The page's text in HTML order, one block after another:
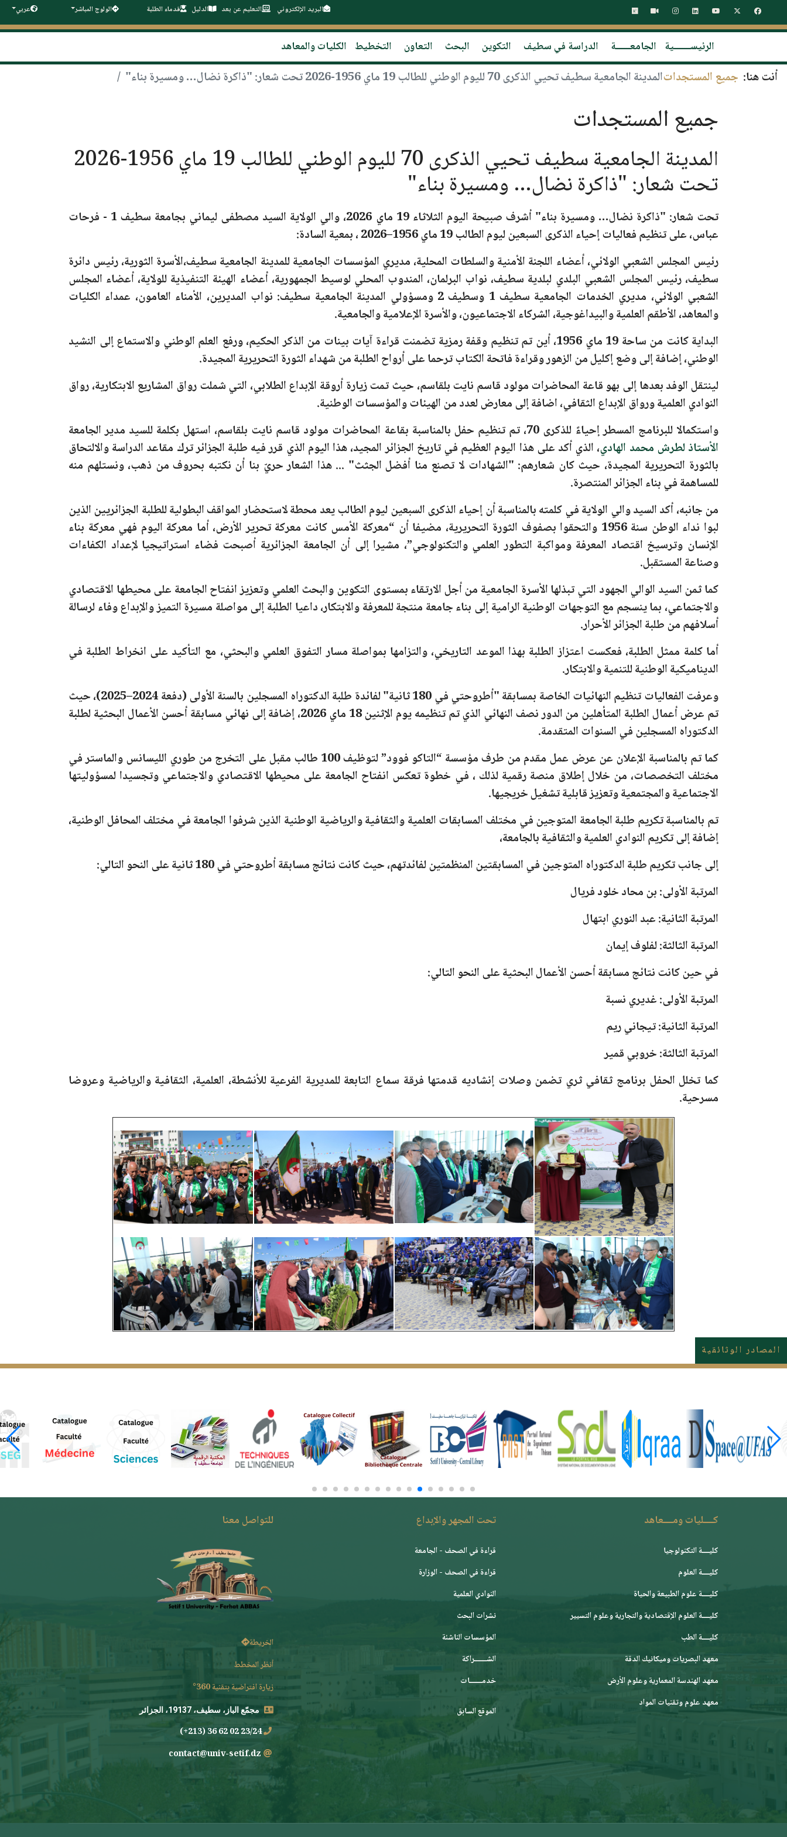
البريد الإلكتروني التعليم عن بعد الدليل قدماء الطلبة الولوج المباشر عربي
الرئيســـــــية الجامعــــــة الدراسة في سطيف التكوين البحث التعاون التخطيط الكليات والمعاهد
أنت هنا: جميع المستجداتالمدينة الجامعية سطيف تحيي الذكرى 70 لليوم الوطني للطالب 19 ماي 1956-2026 تحت شعار: "ذاكرة نضال… ومسيرة بناء"
جميع المستجدات
المدينة الجامعية سطيف تحيي الذكرى 70 لليوم الوطني للطالب 19 ماي 1956-2026
تحت شعار: "ذاكرة نضال… ومسيرة بناء"
تحت شعار: "ذاكرة نضال… ومسيرة بناء" أشرف صبيحة اليوم الثلاثاء 19 ماي 2026،
والي الولاية السيد مصطفى ليماني بجامعة سطيف 1 - فرحات
عباس، على تنظيم فعاليات إحياء الذكرى السبعينليوم الطالب 19 ماي 1956–2026
، بمعية السادة:
رئيس المجلس الشعبي الولائي، أعضاء اللجنة الأمنية والسلطات المحلية، مديري المؤسسات الجامعية للمدينة الجامعية سطيف،الأسرة الثورية، رئيس دائرة
سطيف، رئيس المجلس الشعبي البلدي لبلدية سطيف، نواب البرلمان، المندوب المحلي لوسيط الجمهورية، أعضاء الهيئة التنفيذية للولاية، أعضاء المجلس
الشعبي الولائي، مديري الخدمات الجامعية سطيف 1 وسطيف 2 ومسؤولي المدينة الجامعية سطيف: نواب المديرين، الأمناء العامون، عمداء الكليات
والمعاهد، الأطقم العلمية والبيداغوجية، الشركاء الاجتماعيون، والأسرة الإعلامية والجامعية.
البداية كانت من ساحة 19 ماي 1956،
أين تم تنظيم وقفة رمزية تضمنت قراءة آيات بينات من الذكر الحكيم، ورفع العلم الوطني والاستماع إلى النشيد
الوطني، إضافة إلى وضع إكليل من الزهور وقراءة فاتحة الكتاب ترحما على أرواح الطلبة من شهداء الثورة التحريرية المجيدة.
لينتقل الوفد بعدها إلى بهوقاعة المحاضرات مولود قاسم نايت بلقاسم، حيث تمت زيارة أروقة الإبداع الطلابي، التي شملت رواق المشاريع الابتكارية، رواق
النوادي العلمية ورواق الإبداع الثقافي، اضافة إلى معارض لعدد من الهيئات والمؤسسات الوطنية.
واستكمالا للبرنامج المسطرإحياءً للذكرى 70
، تم تنظيم حفل بالمناسبة بقاعة المحاضرات مولود قاسم نايت بلقاسم، استهل بكلمة للسيد مدير الجامعة
الأستاذ لطرش محمد الهادي، الذي أكد على هذا اليوم العظيم في تاريخ الجزائر المجيد، هذا اليوم الذي قرر فيه طلبة الجزائر ترك مقاعد الدراسة والالتحاق
بالثورة التحريرية المجيدة، حيث كان شعارهم: "الشهادات لا تصنع منا أفضل الجثث" ... هذا الشعار حريّ بنا أن نكتبه بحروف من ذهب، ونستلهم منه
للمساهمة في بناء الجزائر المنتصرة.
من جانبه، أكد السيد والي الولاية في كلمته بالمناسبة أن إحياء الذكرى السبعين ليوم الطالب يعد محطة لاستحضار المواقف البطولية للطلبة الجزائريين الذين
لبوا نداء الوطن سنة 1956 والتحقوا بصفوف الثورة التحريرية، مضيفا أن “معركة الأمس كانت معركة تحرير الأرض، أما معركة اليوم فهي معركة بناء
الإنسان وترسيخ اقتصاد المعرفة ومواكبة التطور العلمي والتكنولوجي”، مشيرا إلى أن الجامعة الجزائرية أصبحت فضاء استراتيجيا لإعداد الكفاءات
وصناعة المستقبل.
كما ثمن السيد الوالي الجهود التي تبذلها الأسرة الجامعية من أجل الارتقاء بمستوى التكوين والبحث العلمي وتعزيز انفتاح الجامعة على محيطها الاقتصادي
والاجتماعي، بما ينسجم مع التوجهات الوطنية الرامية إلى بناء جامعة منتجة للمعرفة والابتكار، داعيا الطلبة إلى مواصلة مسيرة التميز والإبداع وفاء لرسالة
أسلافهم من طلبة الجزائر الأحرار.
أما كلمة ممثل الطلبة، فعكست اعتزاز الطلبة بهذا الموعد التاريخي، والتزامها بمواصلة مسار التفوق العلمي والبحثي، مع التأكيد على انخراط الطلبة في
الديناميكية الوطنية للتنمية والابتكار.
وعرفت الفعاليات تنظيم النهائيات الخاصة بمسابقة"أطروحتي في 180 ثانية" لفائدة طلبة الدكتوراه المسجلين بالسنة الأولى(دفعة 2024–2025)
، حيث
تم عرض أعمال الطلبة المتأهلين من الدور نصف النهائي الذي تم تنظيمه يوم الإثنين 18 ماي 2026،
إضافة إلى نهائي مسابقة أحسن الأعمال البحثية لطلبة
الدكتوراه المسجلين في السنوات المتقدمة.
كما تم بالمناسبة الإعلان عن عرض عمل مقدم من طرف مؤسسة “التاكو فوود”لتوظيف100 طالب
مقبل على التخرج من طوري الليسانس والماستر في
مختلف التخصصات، من خلال إطلاق منصة رقمية لذلك ، في خطوة تعكس انفتاح الجامعة على محيطها الاقتصادي والاجتماعي وتجسيدا لمسؤوليتها
الاجتماعية والمجتمعية وتعزيز قابلية تشغيل خريجيها.
تم بالمناسبة تكريم طلبة الجامعة المتوجين في مختلف المسابقات العلمية والثقافية والرياضية الوطنية الذين شرفوا الجامعة في مختلف المحافل الوطنية،
إضافة إلى تكريم النوادي العلمية والثقافية بالجامعة،
إلى جانب تكريم طلبة الدكتوراه المتوجين في المسابقتين المنظمتين لفائدتهم، حيث كانت نتائج مسابقةأطروحتي في180 ثانية
على النحو التالي:
المرتبة الأولى:بن محاد خلود فريال
المرتبة الثانية:عبد النوري ابتهال
المرتبة الثالثة:لفلوف إيمان
في حين كانت نتائج مسابقة أحسن الأعمال البحثية على النحو التالي:
المرتبة الأولى:غديري نسبة
المرتبة الثانية:تيجاني ريم
المرتبة الثالثة:خروبي قمير
كما تخلل الحفل برنامج ثقافي ثري تضمن وصلات إنشاديه قدمتها فرقة سماع التابعة للمديرية الفرعية للأنشطة، العلمية، الثقافية والرياضية وعروضا
مسرحية.
المصادر الوثائقية
كــــليات ومــــعاهد
كليــــة التكنولوجيا
كليــــة العلوم
كليــــة علوم الطبيعة والحياة
كليــــة العلوم الإقتصادية والتجارية وعلوم التسيير
كليــــة الطب
معهد البصريات وميكانيك الدقة
معهد الهندسة المعمارية وعلوم الأرض
معهد علوم وتقنيات المواد
تحت المجهر والإبداع
قراءة في الصحف - الجامعة
قراءة في الصحف - الوزارة
النوادي العلمية
نشرات البحث
المؤسسات الناشئة
الشـــــــراكة
خدمـــــــات
الموقع السابق
للتواصل معنا
الخريطة
أنظر المخطط
زيارة افتراضية بتقنية 360°
مجمّع الباز، سطيف، 19137، الجزائر
23/24 02 62 36 (213+)
contact@univ-setif.dz